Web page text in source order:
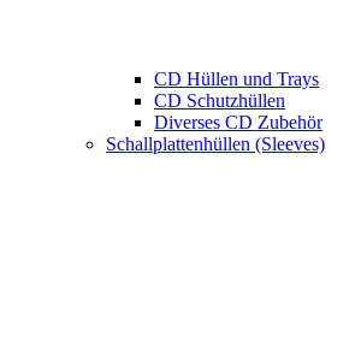
CD Hüllen und Trays
CD Schutzhüllen
Diverses CD Zubehör
Schallplattenhüllen (Sleeves)